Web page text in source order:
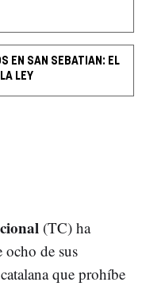
EN SAN SEBATIAN: EL
LEY
(TC) ha
de sus
que prohíbe